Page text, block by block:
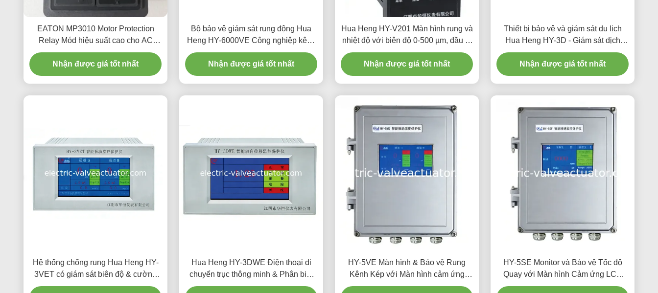
EATON MP3010 Motor Protection
Relay Mód hiệu suất cao cho AC
Motor Overload & Phase Protection
Nhận được giá tốt nhất
Bộ bảo vệ giám sát rung động Hua
Heng HY-6000VE Công nghiệp kênh
đôi
Nhận được giá tốt nhất
Hua Heng HY-V201 Màn hình rung và
nhiệt độ với biên độ 0-500 µm, đầu ra
dòng 4-20mA và màn hình LED cho
mục đích công nghiệp
Nhận được giá tốt nhất
Thiết bị bảo vệ và giám sát du lịch
Hua Heng HY-3D - Giám sát dịch
chuyển và bảo vệ giới hạn thiết bị
công nghiệp
Nhận được giá tốt nhất
Hệ thống chống rung Hua Heng HY-
3VET có giám sát biên độ & cường
độ
Hua Heng HY-3DWE Điện thoại di
chuyển trục thông minh & Phân biệt
mở rộng màn hình
HY-5VE Màn hình & Bảo vệ Rung
Kênh Kép với Màn hình cảm ứng
LCD TFT 4,3 inch và Vỏ chống nước
HY-5SE Monitor và Bảo vệ Tốc độ
Quay với Màn hình Cảm ứng LCD
TFT 4.3 inch, Giao tiếp RS485 và Vỏ